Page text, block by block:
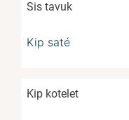
Sis tavuk
Kip saté
Kip kotelet